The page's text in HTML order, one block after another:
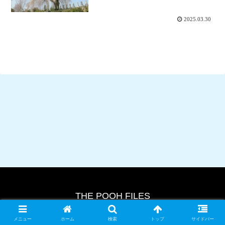
2025.03.30
THE POOH FILES
© 2024 THE POOH FILES.
メニュー ホーム 検索 トップ サイドバー